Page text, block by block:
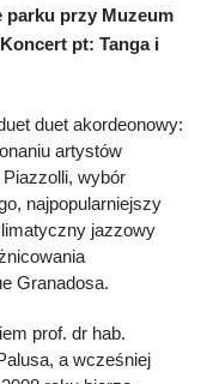
parku przy Muzeum
pt: Tanga i
duet akordeonowy:
artystów
wybór
najpopularniejszy
jazzowy
Granadosa.
prof. dr hab.
a wcześniej